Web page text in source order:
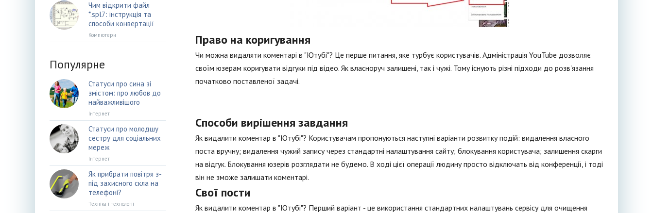
Право на коригування
Чи можна видаляти коментарі в "Ютубі"? Це перше питання, яке турбує користувачів. Адміністрація YouTube дозволяє
своїм юзерам коригувати відгуки під відео. Як власноруч залишені, так і чужі. Тому існують різні підходи до розв'язання
початково поставленої задачі.
Способи вирішення завдання
Як видалити коментар в "Ютубі"? Користувачам пропонуються наступні варіанти розвитку подій: видалення власного
поста вручну; видалення чужий запису через стандартні налаштування сайту; блокування користувача; залишення скарги
на відгук. Блокування юзерів розглядати не будемо. В ході цієї операції людину просто відключать від конференції, і тоді
він не зможе залишати коментарі.
Свої пости
Як видалити коментар в "Ютубі"? Перший варіант - це використання стандартних налаштувань сервісу для очищення
Чим відкрити файл
*.spl7: інструкція та
способи конвертації
Компютери
Популярне
Статуси про сина зі
змістом: про любов до
найважливішого
Інтернет
Статуси про молодшу
сестру для соціальних
мереж
Інтернет
Як прибрати повітря з-
під захисного скла на
телефоні?
Техніка і технології